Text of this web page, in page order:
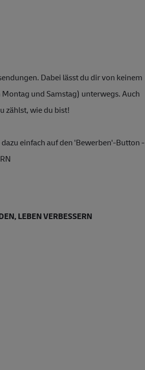
Dabei lässt du dir von keinem
und Samstag) unterwegs. Auch
zählst, wie du bist!
einfach auf den 'Bewerben'-Button -
LEBEN VERBESSERN